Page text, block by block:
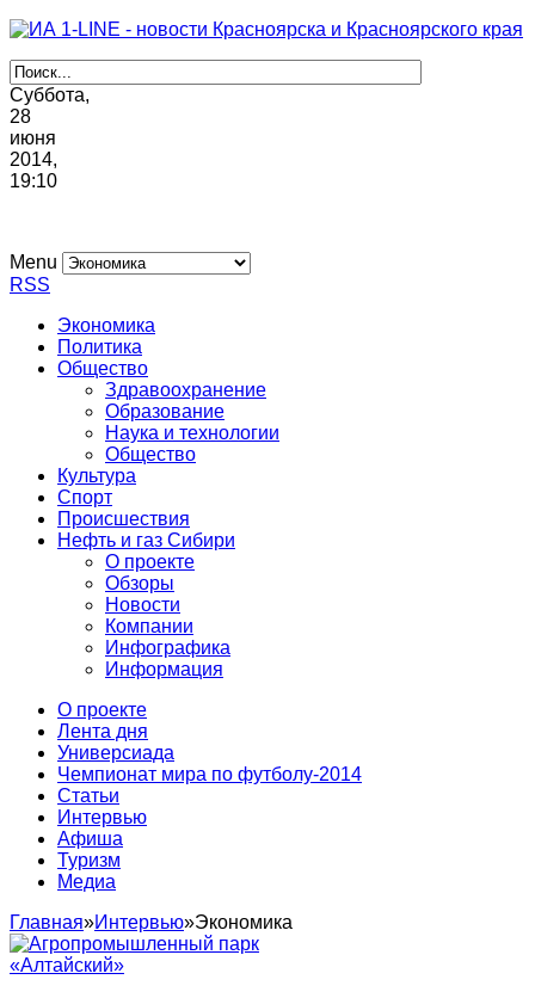
Суббота,
28
июня
2014,
19:10
Menu
RSS
Экономика
Политика
Общество
Здравоохранение
Образование
Наука и технологии
Общество
Культура
Спорт
Происшествия
Нефть и газ Сибири
О проекте
Обзоры
Новости
Компании
Инфографика
Информация
О проекте
Лента дня
Универсиада
Чемпионат мира по футболу-2014
Статьи
Интервью
Афиша
Туризм
Медиа
Главная»Интервью»Экономика